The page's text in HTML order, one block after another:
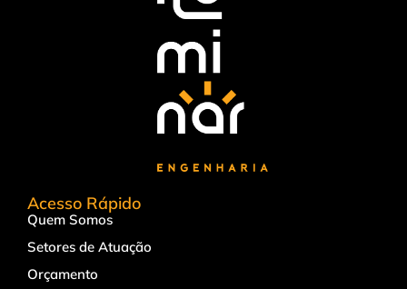
Acesso Rápido
Quem Somos
Setores de Atuação
Orçamento